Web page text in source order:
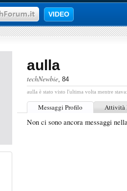
VIDEO
aulla
techNewbie, 84
aulla è stato visto l'ultima volta mentre stava:
Messaggi Profilo Attività
Non ci sono ancora messaggi